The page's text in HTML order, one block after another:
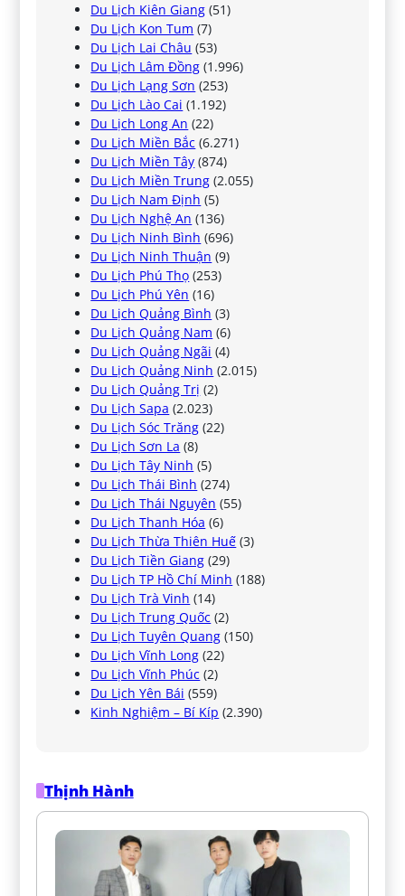
Du Lịch Kiên Giang (51)
Du Lịch Kon Tum (7)
Du Lịch Lai Châu (53)
Du Lịch Lâm Đồng (1.996)
Du Lịch Lạng Sơn (253)
Du Lịch Lào Cai (1.192)
Du Lịch Long An (22)
Du Lịch Miền Bắc (6.271)
Du Lịch Miền Tây (874)
Du Lịch Miền Trung (2.055)
Du Lịch Nam Định (5)
Du Lịch Nghệ An (136)
Du Lịch Ninh Bình (696)
Du Lịch Ninh Thuận (9)
Du Lịch Phú Thọ (253)
Du Lịch Phú Yên (16)
Du Lịch Quảng Bình (3)
Du Lịch Quảng Nam (6)
Du Lịch Quảng Ngãi (4)
Du Lịch Quảng Ninh (2.015)
Du Lịch Quảng Trị (2)
Du Lịch Sapa (2.023)
Du Lịch Sóc Trăng (22)
Du Lịch Sơn La (8)
Du Lịch Tây Ninh (5)
Du Lịch Thái Bình (274)
Du Lịch Thái Nguyên (55)
Du Lịch Thanh Hóa (6)
Du Lịch Thừa Thiên Huế (3)
Du Lịch Tiền Giang (29)
Du Lịch TP Hồ Chí Minh (188)
Du Lịch Trà Vinh (14)
Du Lịch Trung Quốc (2)
Du Lịch Tuyên Quang (150)
Du Lịch Vĩnh Long (22)
Du Lịch Vĩnh Phúc (2)
Du Lịch Yên Bái (559)
Kinh Nghiệm – Bí Kíp (2.390)
Thịnh Hành